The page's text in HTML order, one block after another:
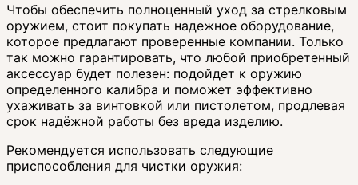
Чтобы обеспечить полноценный уход за стрелковым
оружием, стоит покупать надежное оборудование,
которое предлагают проверенные компании. Только
так можно гарантировать, что любой приобретенный
аксессуар будет полезен: подойдет к оружию
определенного калибра и поможет эффективно
ухаживать за винтовкой или пистолетом, продлевая
срок надёжной работы без вреда изделию.
Рекомендуется использовать следующие
приспособления для чистки оружия: